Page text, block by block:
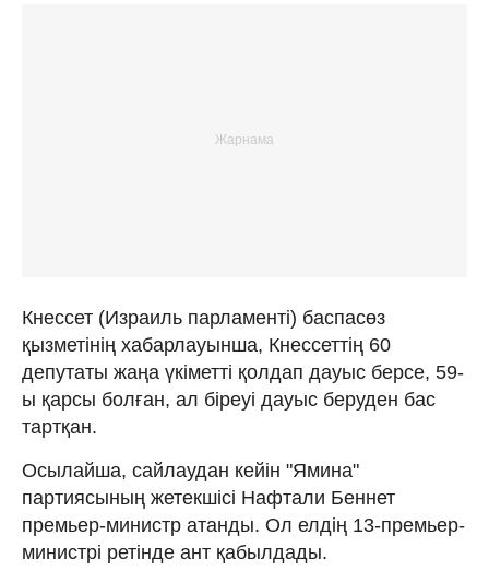
Кнессет (Израиль парламенті) баспасөз
қызметінің хабарлауынша, Кнессеттің 60
депутаты жаңа үкіметті қолдап дауыс берсе, 59-
ы қарсы болған, ал біреуі дауыс беруден бас
тартқан.
Осылайша, сайлаудан кейін "Ямина"
партиясының жетекшісі Нафтали Беннет
премьер-министр атанды. Ол елдің 13-премьер-
министрі ретінде ант қабылдады.